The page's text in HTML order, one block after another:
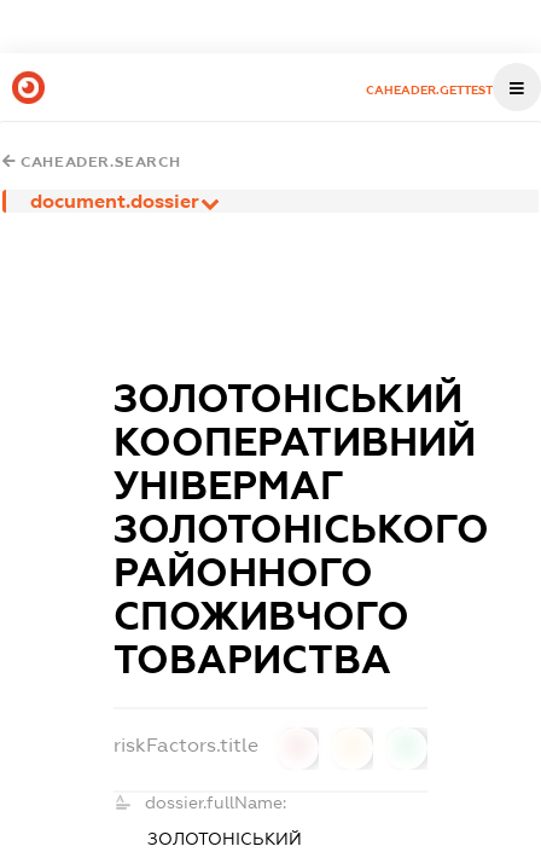
CAHEADER.GETTEST
CAHEADER.SEARCH
document.dossier
ЗОЛОТОНІСЬКИЙ
КООПЕРАТИВНИЙ
УНІВЕРМАГ
ЗОЛОТОНІСЬКОГО
РАЙОННОГО
СПОЖИВЧОГО
ТОВАРИСТВА
riskFactors.title
dossier.fullName:
ЗОЛОТОНІСЬКИЙ